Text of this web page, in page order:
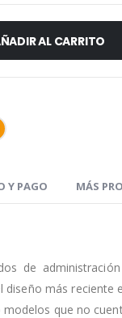
AL CARRITO
Y PAGO MÁS
de
más reciente
que no